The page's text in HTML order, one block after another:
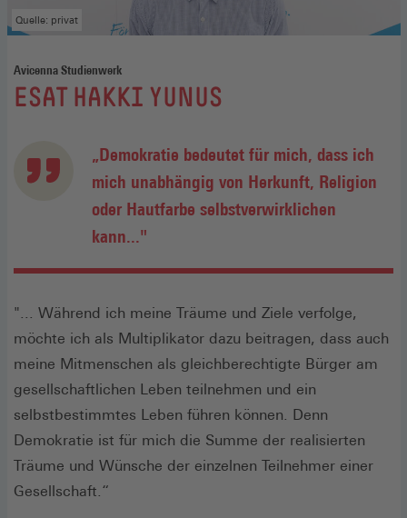
Quelle: privat
Avicenna Studienwerk
:
ESAT HAKKI YUNUS
„Demokratie bedeutet für mich, dass ich
mich unabhängig von Herkunft, Religion
oder Hautfarbe selbstverwirklichen
kann..."
"... Während ich meine Träume und Ziele verfolge,
möchte ich als Multiplikator dazu beitragen, dass auch
meine Mitmenschen als gleichberechtigte Bürger am
gesellschaftlichen Leben teilnehmen und ein
selbstbestimmtes Leben führen können. Denn
Demokratie ist für mich die Summe der realisierten
Träume und Wünsche der einzelnen Teilnehmer einer
Gesellschaft.“